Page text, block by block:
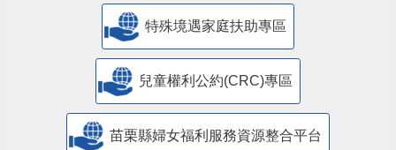
特殊境遇家庭扶助專區
兒童權利公約(CRC)專區
苗栗縣婦女福利服務資源整合平台